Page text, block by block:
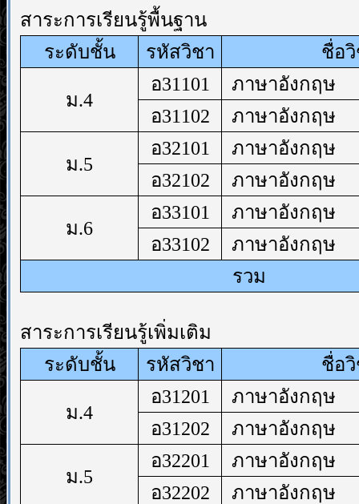
สาระการเรียนรู้พื้นฐาน
ระดับชั้น
รหัสวิชา ชื่อ
ม.4
อ31101
ภาษาอังกฤษ
อ31102
ภาษาอังกฤษ
ม.5
อ32101
ภาษาอังกฤษ
อ32102
ภาษาอังกฤษ
ม.6
อ33101
ภาษาอังกฤษ
อ33102
ภาษาอังกฤษ
รวม
สาระการเรียนรู้เพิ่มเติม
ระดับชั้น
รหัสวิชา ชื่อ
ม.4
อ31201
ภาษาอังกฤษ
อ31202
ภาษาอังกฤษ
ม.5
อ32201
ภาษาอังกฤษ
อ32202
ภาษาอังกฤษ